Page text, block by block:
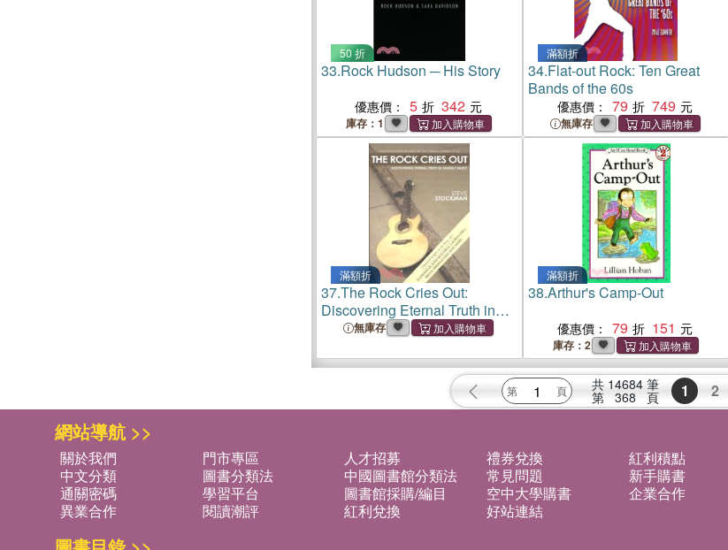
50 折
33.Rock Hudson ─ His Story
優惠價： 5 342
庫存：1
滿額折
34.Flat-out Rock: Ten Great
Bands of the 60s
優惠價： 79 749
無庫存
滿額折
37.The Rock Cries Out:
Discovering Eternal Truth in
Unlikely Music
無庫存
滿額折
38.Arthur's Camp-Out
優惠價： 79 151
庫存：2
共 14684 筆
第 368 頁 1 2
網站導航 >>
關於我們 門市專區 人才招募 禮券兌換
紅利積點
中文分類
圖書分類法 中國圖書館分類法 常見問題
新手購書
通關密碼
學習平台 圖書館採購/編目 空中大學購書
企業合作
異業合作
閱讀潮評 紅利兌換 好站連結